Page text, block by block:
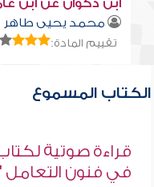
ابن ذكوان عن ابن
محمد يحيى طاهر
تقييم المادة:
الكتاب المسموع
قراءة صوتية
في فنون التعامل "